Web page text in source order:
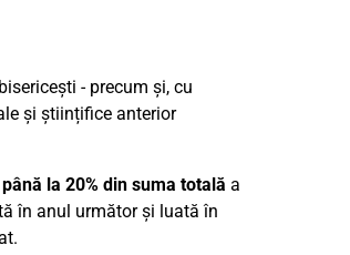
- precum și, cu
și științifice anterior
la 20% din suma totală a
în anul următor și luată în